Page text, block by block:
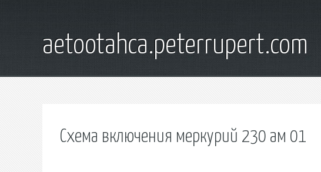
aetootahca.peterrupert.com
Схема включения меркурий 230 ам 01